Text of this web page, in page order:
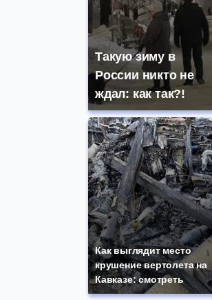
Такую зиму в
России никто не
ждал: как так?!
Как выглядит место
крушение вертолета на
Кавказе: смотреть